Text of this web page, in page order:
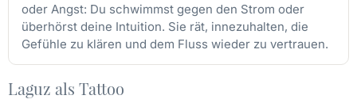
oder Angst: Du schwimmst gegen den Strom oder
überhörst deine Intuition. Sie rät, innezuhalten, die
Gefühle zu klären und dem Fluss wieder zu vertrauen.
Laguz als Tattoo